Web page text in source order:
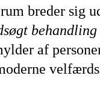
breder sig
behandling
af